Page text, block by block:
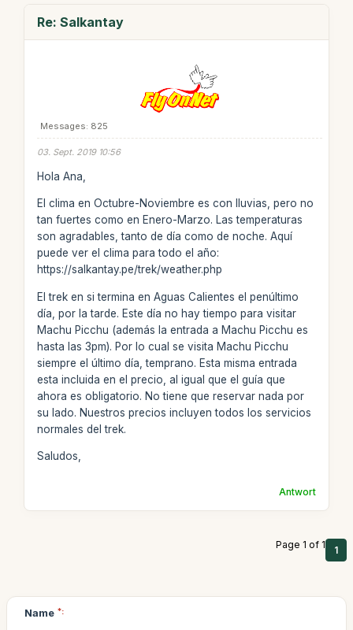
Re: Salkantay
Messages: 825
03. Sept. 2019 10:56
Hola Ana,
El clima en Octubre-Noviembre es con lluvias, pero no
tan fuertes como en Enero-Marzo. Las temperaturas
son agradables, tanto de día como de noche. Aquí
puede ver el clima para todo el año:
https://salkantay.pe/trek/weather.php
El trek en si termina en Aguas Calientes el penúltimo
día, por la tarde. Este día no hay tiempo para visitar
Machu Picchu (además la entrada a Machu Picchu es
hasta las 3pm). Por lo cual se visita Machu Picchu
siempre el último día, temprano. Esta misma entrada
esta incluida en el precio, al igual que el guía que
ahora es obligatorio. No tiene que reservar nada por
su lado. Nuestros precios incluyen todos los servicios
normales del trek.
Saludos,
Antwort
Page 1 of 1 1
Name *: